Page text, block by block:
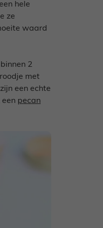
hele
ze
waard
2
met
een echte
pecan